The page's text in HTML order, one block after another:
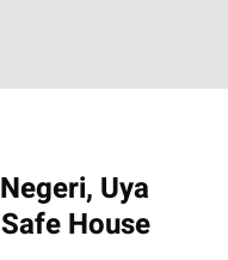
Uya
House